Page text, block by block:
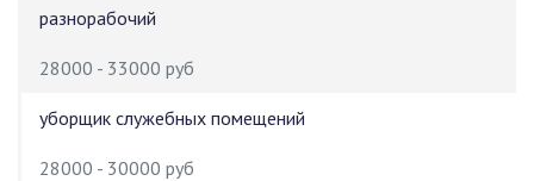
разнорабочий
28000 - 33000 руб
уборщик служебных помещений
28000 - 30000 руб